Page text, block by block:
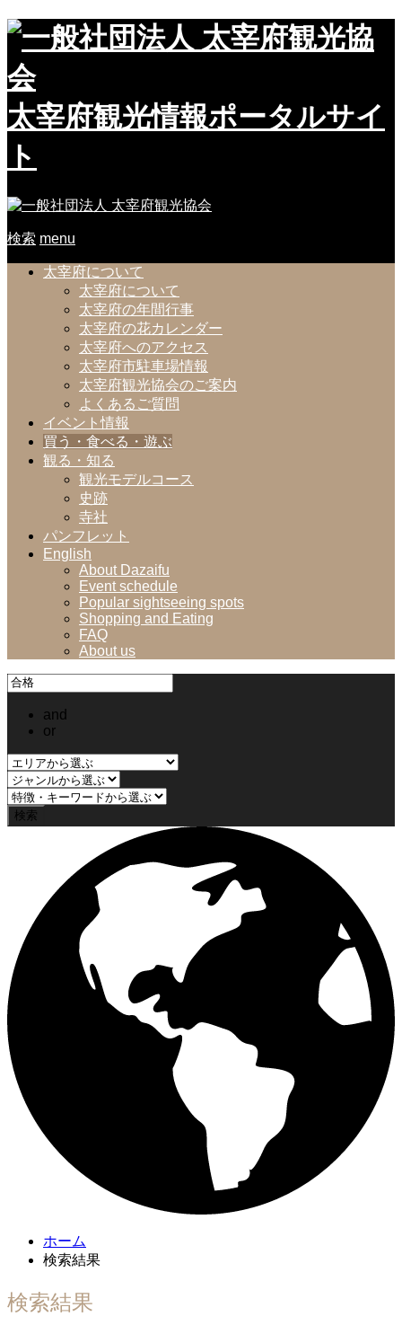
太宰府観光情報ポータルサイ
ト
検索 menu
太宰府について
太宰府について
太宰府の年間行事
太宰府の花カレンダー
太宰府へのアクセス
太宰府市駐車場情報
太宰府観光協会のご案内
よくあるご質問
イベント情報
買う・食べる・遊ぶ
観る・知る
観光モデルコース
史跡
寺社
パンフレット
English
About Dazaifu
Event schedule
Popular sightseeing spots
Shopping and Eating
FAQ
About us
and
or
ホーム
検索結果
検索結果